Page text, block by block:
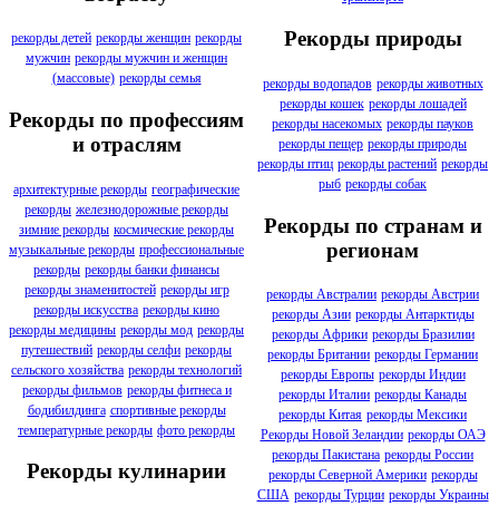
рекорды детей рекорды женщин рекорды
мужчин рекорды мужчин и женщин
(массовые) рекорды семья
Рекорды по профессиям
и отраслям
архитектурные рекорды географические
рекорды железнодорожные рекорды
зимние рекорды космические рекорды
музыкальные рекорды профессиональные
рекорды рекорды банки финансы
рекорды знаменитостей рекорды игр
рекорды искусства рекорды кино
рекорды медицины рекорды мод рекорды
путешествий рекорды селфи рекорды
сельского хозяйства рекорды технологий
рекорды фильмов рекорды фитнеса и
бодибилдинга спортивные рекорды
температурные рекорды фото рекорды
Рекорды кулинарии
Рекорды природы
рекорды водопадов рекорды животных
рекорды кошек рекорды лошадей
рекорды насекомых рекорды пауков
рекорды пещер рекорды природы
рекорды птиц рекорды растений рекорды
рыб рекорды собак
Рекорды по странам и
регионам
рекорды Австралии рекорды Австрии
рекорды Азии рекорды Антарктиды
рекорды Африки рекорды Бразилии
рекорды Британии рекорды Германии
рекорды Европы рекорды Индии
рекорды Италии рекорды Канады
рекорды Китая рекорды Мексики
Рекорды Новой Зеландии рекорды ОАЭ
рекорды Пакистана рекорды России
рекорды Северной Америки рекорды
США рекорды Турции рекорды Украины